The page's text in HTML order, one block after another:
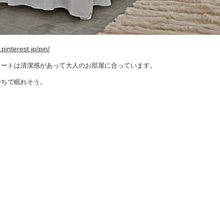
pin/
トは清潔感があって大人のお部屋に合っています。
で眠れそう。